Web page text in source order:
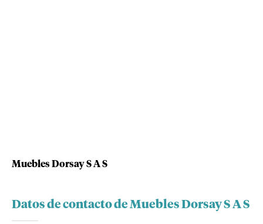
Muebles Dorsay S A S
Datos de contacto de Muebles Dorsay S A S